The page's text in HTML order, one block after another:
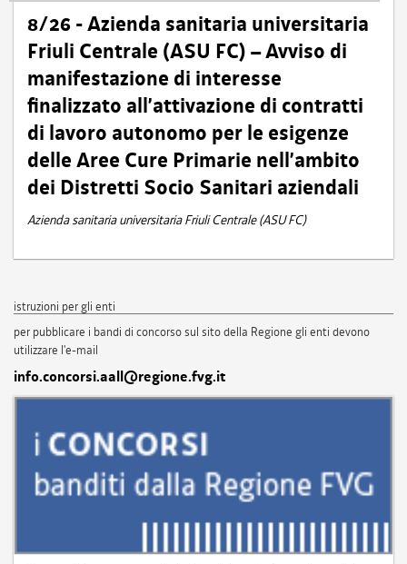
8/26 - Azienda sanitaria universitaria
Friuli Centrale (ASU FC) – Avviso di
manifestazione di interesse
finalizzato all’attivazione di contratti
di lavoro autonomo per le esigenze
delle Aree Cure Primarie nell’ambito
dei Distretti Socio Sanitari aziendali
Azienda sanitaria universitaria Friuli Centrale (ASU FC)
istruzioni per gli enti
per pubblicare i bandi di concorso sul sito della Regione gli enti devono
utilizzare l'e-mail
info.concorsi.aall@regione.fvg.it